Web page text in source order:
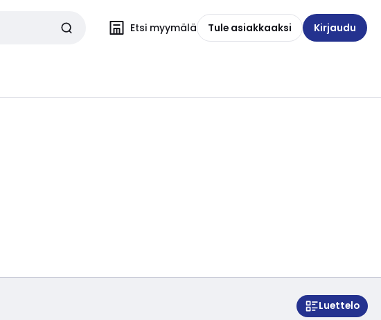
Etsi myymälä Tule asiakkaaksi Kirjaudu
Luettelo